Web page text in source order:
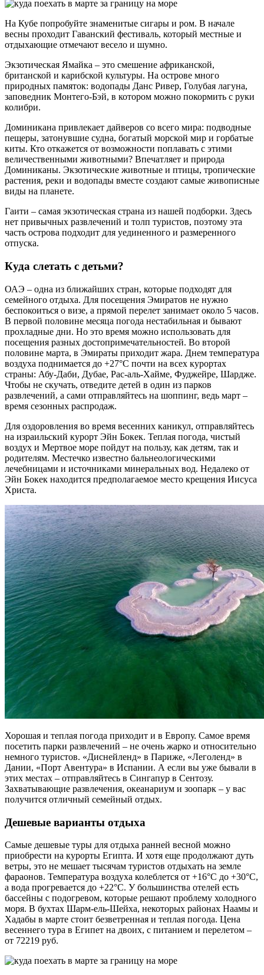
На Кубе попробуйте знаменитые сигары и ром. В начале
весны проходит Гаванский фестиваль, который местные и
отдыхающие отмечают весело и шумно.
Экзотическая Ямайка – это смешение африканской,
британской и карибской культуры. На острове много
природных памяток: водопады Данс Ривер, Голубая лагуна,
заповедник Монтего-Бэй, в котором можно покормить с руки
колибри.
Доминикана привлекает дайверов со всего мира: подводные
пещеры, затонувшие судна, богатый морской мир и горбатые
киты. Кто откажется от возможности поплавать с этими
величественными животными? Впечатляет и природа
Доминиканы. Экзотические животные и птицы, тропические
растения, реки и водопады вместе создают самые живописные
виды на планете.
Гаити – самая экзотическая страна из нашей подборки. Здесь
нет привычных развлечений и толп туристов, поэтому эта
часть острова подходит для уединенного и размеренного
отпуска.
Куда слетать с детьми?
ОАЭ – одна из ближайших стран, которые подходят для
семейного отдыха. Для посещения Эмиратов не нужно
беспокоиться о визе, а прямой перелет занимает около 5 часов.
В первой половине месяца погода нестабильная и бывают
прохладные дни. Но это время можно использовать для
посещения разных достопримечательностей. Во второй
половине марта, в Эмираты приходит жара. Днем температура
воздуха поднимается до +27°C почти на всех курортах
страны: Абу-Даби, Дубае, Рас-аль-Хайме, Фуджейре, Шардже.
Чтобы не скучать, отведите детей в один из парков
развлечений, а сами отправляйтесь на шоппинг, ведь март –
время сезонных распродаж.
Для оздоровления во время весенних каникул, отправляйтесь
на израильский курорт Эйн Бокек. Теплая погода, чистый
воздух и Мертвое море пойдут на пользу, как детям, так и
родителям. Местечко известно бальнеологическими
лечебницами и источниками минеральных вод. Недалеко от
Эйн Бокек находится предполагаемое место крещения Иисуса
Христа.
Хорошая и теплая погода приходит и в Европу. Самое время
посетить парки развлечений – не очень жарко и относительно
немного туристов. «Диснейленд» в Париже, «Леголенд» в
Дании, «Порт Авентура» в Испании. А если вы уже бывали в
этих местах – отправляйтесь в Сингапур в Сентозу.
Захватывающие развлечения, океанариум и зоопарк – у вас
получится отличный семейный отдых.
Дешевые варианты отдыха
Самые дешевые туры для отдыха ранней весной можно
приобрести на курорты Египта. И хотя еще продолжают дуть
ветры, это не мешает тысячам туристов отдыхать на земле
фараонов. Температура воздуха колеблется от +16°C до +30°C,
а вода прогревается до +22°C. У большинства отелей есть
бассейны с подогревом, которые решают проблему холодного
моря. В бухтах Шарм-ель-Шейха, некоторых районах Наамы и
Хадабы в марте стоит безветренная и теплая погода. Цена
весеннего тура в Египет на двоих, с питанием и перелетом –
от 72219 руб.